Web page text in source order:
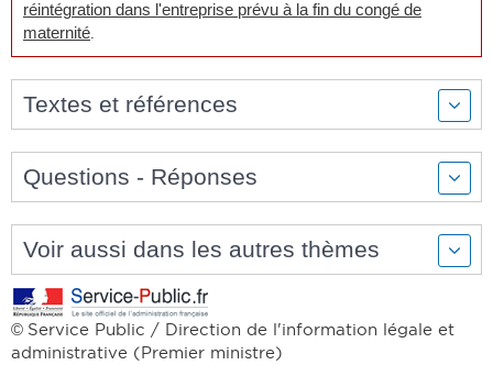
réintégration dans l'entreprise prévu à la fin du congé de
maternité.
Textes et références
Questions - Réponses
Voir aussi dans les autres thèmes
© Service Public / Direction de l'information légale et
administrative (Premier ministre)